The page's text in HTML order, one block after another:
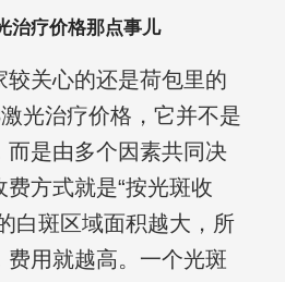
治疗价格那点事儿
较关心的还是荷包里的
光治疗价格，它并不是
而是由多个因素共同决
方式就是“按光斑收
白斑区域面积越大，所
费用就越高。一个光斑